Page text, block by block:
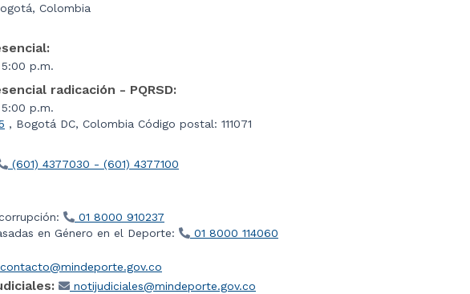
Colombia
p.m.
radicación - PQRSD:
p.m.
, Bogotá DC, Colombia Código postal: 111071
(601) 4377030 - (601) 4377100
01 8000 910237
en Género en el Deporte:
01 8000 114060
contacto@mindeporte.gov.co
notijudiciales@mindeporte.gov.co